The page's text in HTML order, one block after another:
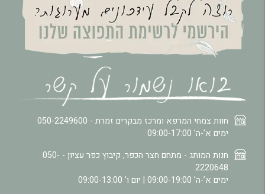
חוות צמחי המרפא ומרכז מבקרים זמרת - 050-2249600
ימים א’-ה’ 09:00-17:00
חנות המותג - מתחם חצר הכפר, קיבוץ כפר עציון - 050-
2220648
ימים א’-ה’ 09:00-19:00 | יום ו’ 09:00-13:00